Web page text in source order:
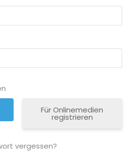
Für Onlinemedien
registrieren
vergessen?